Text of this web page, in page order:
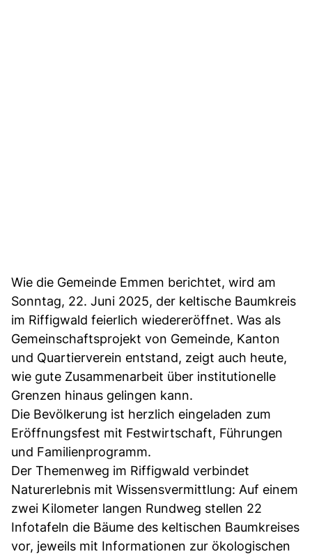
Wie die Gemeinde Emmen berichtet, wird am
Sonntag, 22. Juni 2025, der keltische Baumkreis
im Riffigwald feierlich wiedereröffnet. Was als
Gemeinschaftsprojekt von Gemeinde, Kanton
und Quartierverein entstand, zeigt auch heute,
wie gute Zusammenarbeit über institutionelle
Grenzen hinaus gelingen kann.
Die Bevölkerung ist herzlich eingeladen zum
Eröffnungsfest mit Festwirtschaft, Führungen
und Familienprogramm.
Der Themenweg im Riffigwald verbindet
Naturerlebnis mit Wissensvermittlung: Auf einem
zwei Kilometer langen Rundweg stellen 22
Infotafeln die Bäume des keltischen Baumkreises
vor, jeweils mit Informationen zur ökologischen